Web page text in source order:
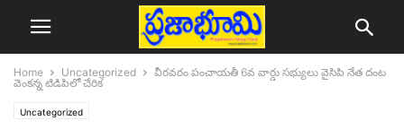
Home Uncategorized
వీరవరం పంచాయతీ 6వ వార్డు సభ్యులు వైసిపి నేత దంట
వెంకన్న టిడిపిలో చేరిక
Uncategorized